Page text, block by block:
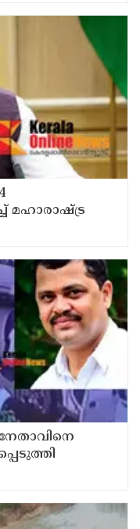
മഹാരാഷ്ട്ര